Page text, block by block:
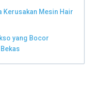
Kerusakan Mesin Hair
yang Bocor